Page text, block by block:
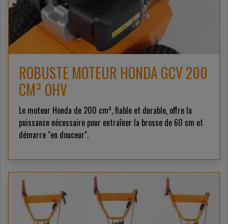
ROBUSTE MOTEUR HONDA GCV 200
CM³ OHV
Le moteur Honda de 200 cm³, fiable et durable, offre la
puissance nécessaire pour entraîner la brosse de 60 cm et
démarre "en douceur".